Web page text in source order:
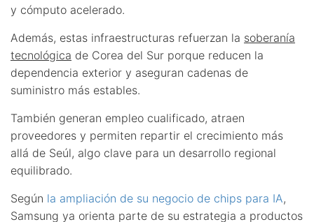
y cómputo acelerado.
Además, estas infraestructuras refuerzan la soberanía
tecnológica de Corea del Sur porque reducen la
dependencia exterior y aseguran cadenas de
suministro más estables.
También generan empleo cualificado, atraen
proveedores y permiten repartir el crecimiento más
allá de Seúl, algo clave para un desarrollo regional
equilibrado.
Según la ampliación de su negocio de chips para IA,
Samsung ya orienta parte de su estrategia a productos